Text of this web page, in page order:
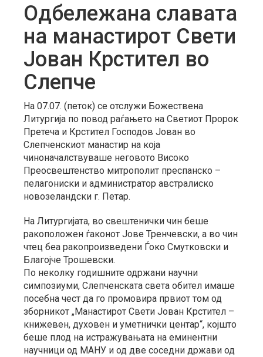
Одбележана славата
на манастирот Свети
Јован Крстител во
Слепче
На 07.07. (петок) се отслужи Божествена
Литургија по повод раѓањето на Светиот Пророк
Претеча и Крстител Господов Јован во
Слепченскиот манастир на која
чиноначалствуваше неговото Високо
Преосвештенство митрополит преспанско –
пелагониски и администратор австралиско
новозеландски г. Петар.
На Литургијата, во свештенички чин беше
ракоположен ѓаконот Јове Тренчевски, а во чин
чтец беа ракопроизведени Ѓоко Смутковски и
Благојче Трошевски.
По неколку годишните одржани научни
симпозиуми, Слепченската света обител имаше
посебна чест да го промовира првиот том од
зборникот „Манастирот Свети Јован Крстител –
книжевен, духовен и уметнички центар“, којшто
беше плод на истражувањата на еминентни
научници од МАНУ и од две соседни држави од